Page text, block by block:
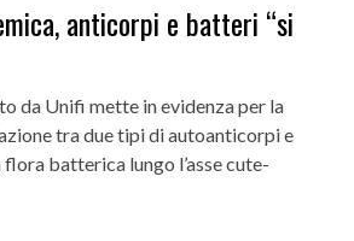
anticorpi e batteri “si
da Unifi mette in evidenza per la
tra due tipi di autoanticorpi e
batterica lungo l’asse cute-